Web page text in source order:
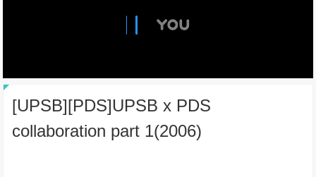
[UPSB][PDS]UPSB x PDS
collaboration part 1(2006)